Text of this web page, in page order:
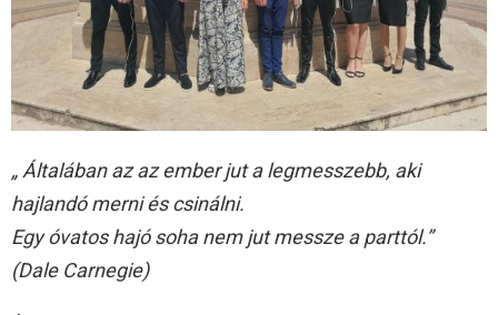
„ Általában az az ember jut a legmesszebb, aki
hajlandó merni és csinálni.
Egy óvatos hajó soha nem jut messze a parttól.”
(Dale Carnegie)